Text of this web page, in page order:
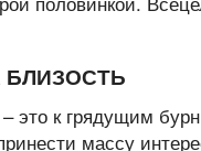
это к грядущим
массу